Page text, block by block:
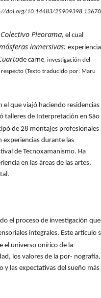
doi.org/10.14483/25909398.13670
Colectivo Pleorama, el cual
inmersivas:
de carne, investigación del
(Texto traducido por: Maru
el que viajó haciendo residencias
talleres de Interpretación en São
de 28 montajes profesionales
experiencias durante las
de Tecnoxamanismo. Ha
en las áreas de las artes,
el proceso de investigación que
integrales. Este artículo
el universo onírico de la
los valores de la por- nografía,
y las expectativas del sueño más